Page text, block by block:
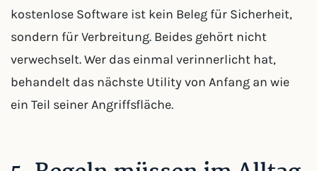
kostenlose Software ist kein Beleg für Sicherheit,
sondern für Verbreitung. Beides gehört nicht
verwechselt. Wer das einmal verinnerlicht hat,
behandelt das nächste Utility von Anfang an wie
ein Teil seiner Angriffsfläche.